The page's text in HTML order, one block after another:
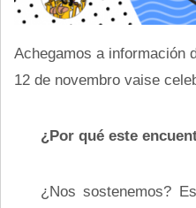
Achegamos a información
12 de novembro vaise
¿Por qué este
¿Nos sostenemos?